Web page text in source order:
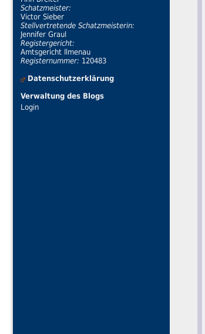
Schatzmeister:
Victor Sieber
Stellvertretende Schatzmeisterin:
Jennifer Graul
Registergericht:
Amtsgericht Ilmenau
Registernummer: 120483
Datenschutzerklärung
Verwaltung des Blogs
Login